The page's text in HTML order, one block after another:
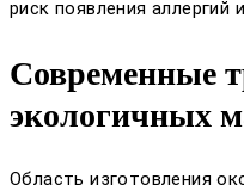
риск появления аллергий
Современные
экологичных
Область изготовления